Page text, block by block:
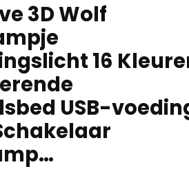
3D Wolf
16
USB-